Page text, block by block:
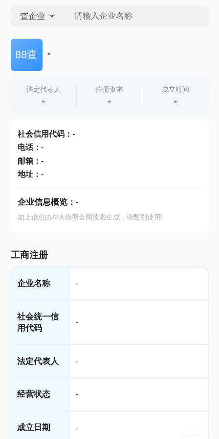
查企业
查企业
查产地
88查 -
法定代表人
-
注册资本
-
成立时间
-
社会信用代码： -
电话： -
邮箱： -
地址： -
企业信息概览： -
如上信息由AI大模型全网搜索生成，请甄别使用!
工商注册
企业名称 -
社会统一信
用代码
-
法定代表人 -
经营状态 -
成立日期 -